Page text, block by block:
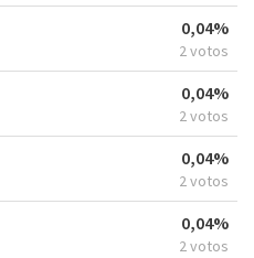
0,04%
2 votos
0,04%
2 votos
0,04%
2 votos
0,04%
2 votos